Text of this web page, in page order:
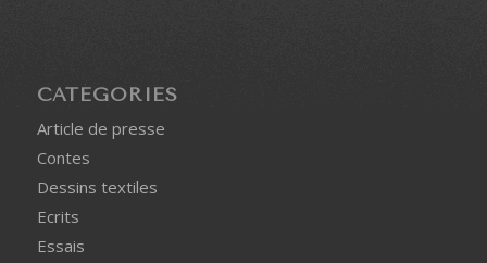
CATÉGORIES
Article de presse
Contes
Dessins textiles
Ecrits
Essais